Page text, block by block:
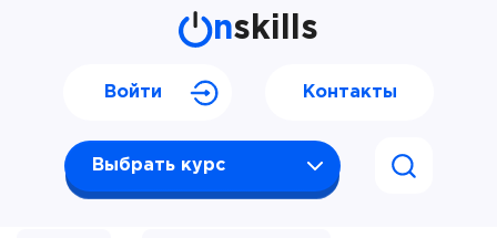
nskills
Выбрать курс
Войти Контакты